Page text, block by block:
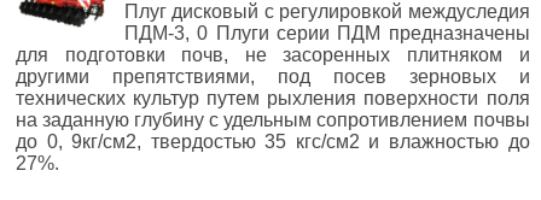
Плуг дисковый с регулировкой междуследия
ПДМ-3, 0 Плуги серии ПДМ предназначены
для подготовки почв, не засоренных плитняком и
другими препятствиями, под посев зерновых и
технических культур путем рыхления поверхности поля
на заданную глубину с удельным сопротивлением почвы
до 0, 9кг/см2, твердостью 35 кгс/см2 и влажностью до
27%.